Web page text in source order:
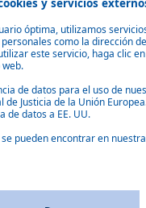
Acrílico o vidrio
es ligeramente más ligero
que la versión de vidrio